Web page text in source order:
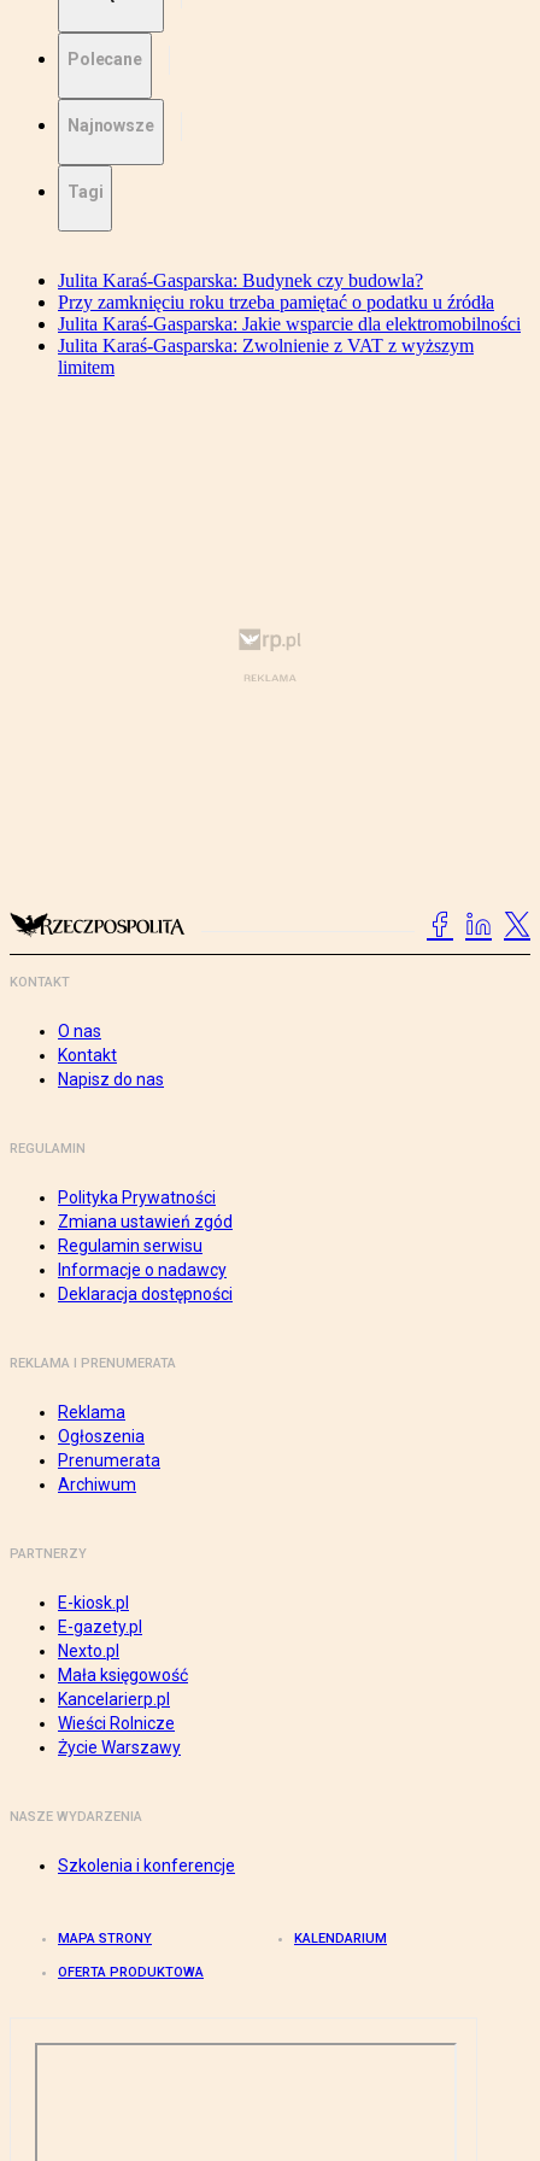
Polecane
Najnowsze
Tagi
Julita Karaś-Gasparska: Budynek czy budowla?
Przy zamknięciu roku trzeba pamiętać o podatku u źródła
Julita Karaś-Gasparska: Jakie wsparcie dla elektromobilności
Julita Karaś-Gasparska: Zwolnienie z VAT z wyższym
limitem
KONTAKT
O nas
Kontakt
Napisz do nas
REGULAMIN
Polityka Prywatności
Zmiana ustawień zgód
Regulamin serwisu
Informacje o nadawcy
Deklaracja dostępności
REKLAMA I PRENUMERATA
Reklama
Ogłoszenia
Prenumerata
Archiwum
PARTNERZY
E-kiosk.pl
E-gazety.pl
Nexto.pl
Mała księgowość
Kancelarierp.pl
Wieści Rolnicze
Życie Warszawy
NASZE WYDARZENIA
Szkolenia i konferencje
MAPA STRONY KALENDARIUM
OFERTA PRODUKTOWA